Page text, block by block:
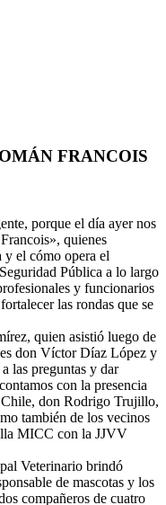
FRANCOIS
porque el día ayer nos
quienes
el cómo opera el
Pública a lo largo
y funcionarios
las rondas que se
quien asistió luego de
don Víctor Díaz López y
las preguntas y dar
con la presencia
don Rodrigo Trujillo,
también de los vecinos
MICC con la JJVV
Veterinario brindó
de mascotas y los
compañeros de cuatro